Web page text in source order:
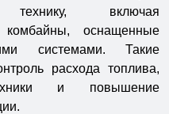
технику, включая
оснащенные
системами. Такие
расхода топлива,
и повышение